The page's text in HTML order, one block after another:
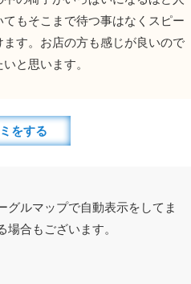
もそこまで待つ事はなくスピー
す。お店の方も感じが良いので
と思います。
をする
グルマップで自動表示をしてま
合もございます。